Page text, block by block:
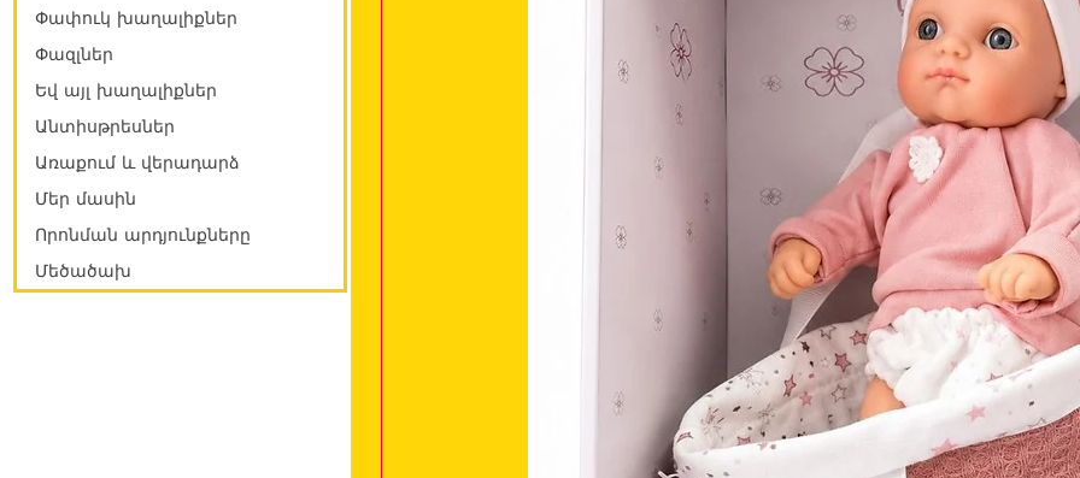
Փափուկ խաղալիքներ
Փազլներ
Եվ այլ խաղալիքներ
Անտիսթրեսներ
Առաքում և վերադարձ
Մեր մասին
Որոնման արդյունքները
Մեծածախ